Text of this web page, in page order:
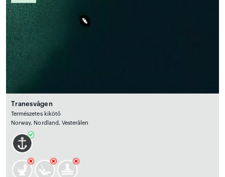
Tranesvågen
Természetes kikötő
Norway, Nordland, Vesterålen